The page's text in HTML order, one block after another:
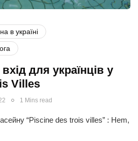
в україні
для українців у
Villes
1 Mins read
“Piscine des trois villes” : Hem,